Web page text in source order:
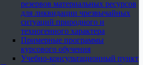
резервов материальных ресурсов
для ликвидации чрезвычайных
ситуаций природного и
техногенного характера
Примерные программы
курсового обучения
Учебно-консультационный пункт